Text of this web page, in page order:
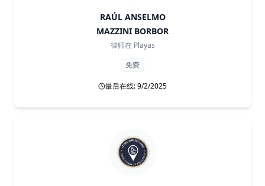
RAÚL ANSELMO
MAZZINI BORBOR
律师在 Playas
免费
最后在线: 9/2/2025